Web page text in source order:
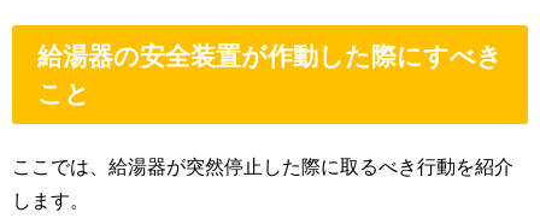
給湯器の安全装置が作動した際にすべき
こと
ここでは、給湯器が突然停止した際に取るべき行動を紹介
します。